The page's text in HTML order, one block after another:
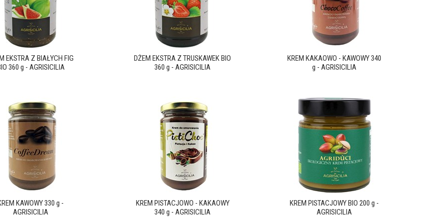
EKSTRA Z BIAŁYCH FIG
360 g - AGRISICILIA
DŻEM EKSTRA Z TRUSKAWEK BIO
360 g - AGRISICILIA
KREM KAKAOWO - KAWOWY 340
g - AGRISICILIA
KAWOWY 330 g -
AGRISICILIA
KREM PISTACJOWO - KAKAOWY
340 g - AGRISICILIA
KREM PISTACJOWY BIO 200 g -
AGRISICILIA